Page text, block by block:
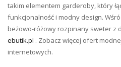
takim elementem garderoby, który
funkcjonalność i modny design.
beżowo-różowy rozpinany sweter z
ebutik.pl . Zobacz więcej ofert
internetowych.